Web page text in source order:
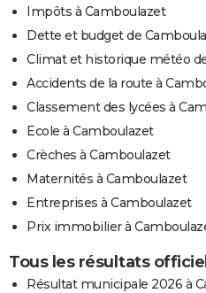
Impôts à Camboulazet
Dette et budget de
Climat et historique météo
Accidents de la route à
Classement des lycées à
Ecole à Camboulazet
Crèches à Camboulazet
Maternités à Camboulazet
Entreprises à Camboulazet
Prix immobilier à
Tous les résultats
Résultat municipale 2026 à